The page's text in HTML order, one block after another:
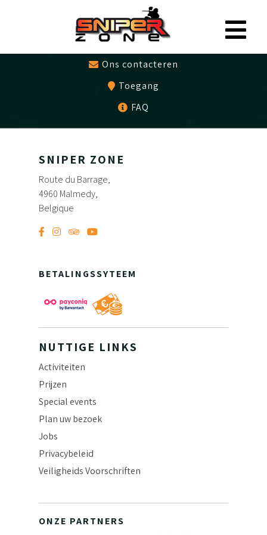
0497479786
Cadeaubon
Ons contacteren
Toegang
FAQ
SNIPER ZONE
Route du Barrage,
4960 Malmedy,
Belgique
BETALINGSSYTEEM
NUTTIGE LINKS
Activiteiten
Prijzen
Special events
Plan uw bezoek
Jobs
Privacybeleid
Veiligheids Voorschriften
ONZE PARTNERS